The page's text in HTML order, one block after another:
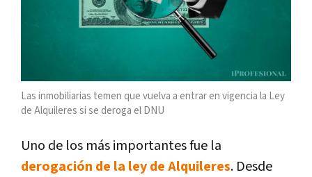
Las inmobiliarias temen que vuelva a entrar en vigencia la Ley
de Alquileres si se deroga el DNU
Uno de los más importantes fue la
derogación de la ley de Alquileres. Desde